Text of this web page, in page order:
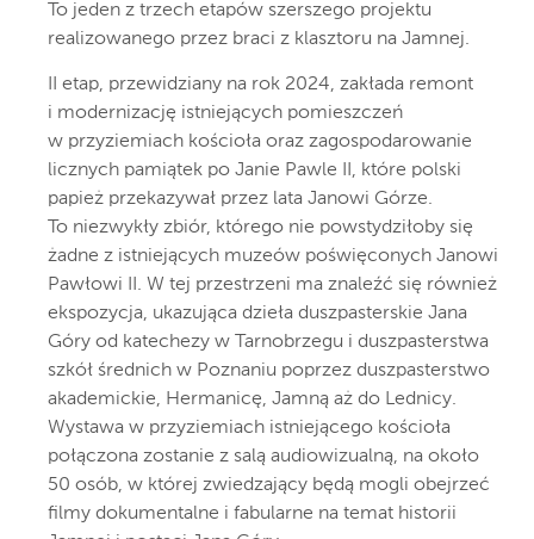
To jeden z trzech etapów szerszego projektu
realizowanego przez braci z klasztoru na Jamnej.
II etap, przewidziany na rok 2024, zakłada remont
i modernizację istniejących pomieszczeń
w przyziemiach kościoła oraz zagospodarowanie
licznych pamiątek po Janie Pawle II, które polski
papież przekazywał przez lata Janowi Górze.
To niezwykły zbiór, którego nie powstydziłoby się
żadne z istniejących muzeów poświęconych Janowi
Pawłowi II. W tej przestrzeni ma znaleźć się również
ekspozycja, ukazująca dzieła duszpasterskie Jana
Góry od katechezy w Tarnobrzegu i duszpasterstwa
szkół średnich w Poznaniu poprzez duszpasterstwo
akademickie, Hermanicę, Jamną aż do Lednicy.
Wystawa w przyziemiach istniejącego kościoła
połączona zostanie z salą audiowizualną, na około
50 osób, w której zwiedzający będą mogli obejrzeć
filmy dokumentalne i fabularne na temat historii